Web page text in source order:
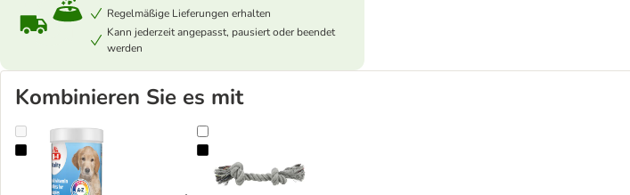
Regelmäßige Lieferungen erhalten
Kann jederzeit angepasst, pausiert oder beendet
werden
Kombinieren Sie es mit
8in1 Vitality Multivitamin-Tabletten WelpeTrixie Hundespielzeug Spieltau, grau